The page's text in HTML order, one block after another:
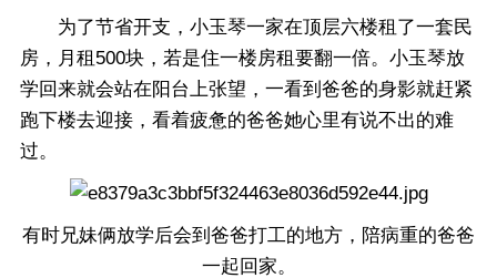
为了节省开支，小玉琴一家在顶层六楼租了一套民
房，月租500块，若是住一楼房租要翻一倍。小玉琴放
学回来就会站在阳台上张望，一看到爸爸的身影就赶紧
跑下楼去迎接，看着疲惫的爸爸她心里有说不出的难
过。
有时兄妹俩放学后会到爸爸打工的地方，陪病重的爸爸
一起回家。